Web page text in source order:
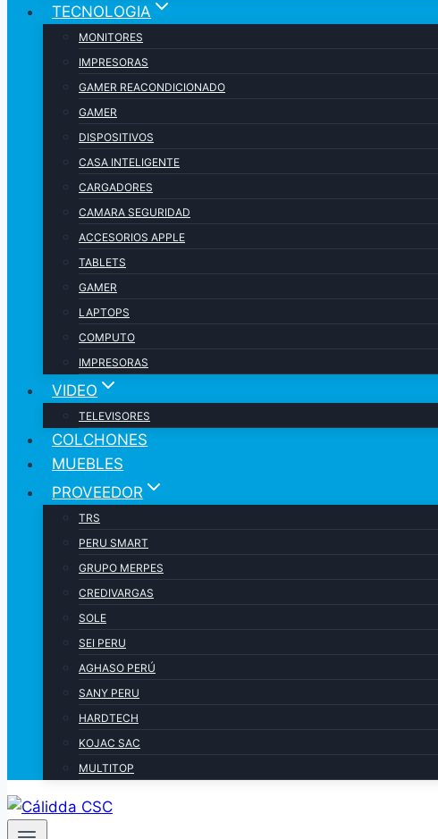
TECNOLOGIA
MONITORES
IMPRESORAS
GAMER REACONDICIONADO
GAMER
DISPOSITIVOS
CASA INTELIGENTE
CARGADORES
CAMARA SEGURIDAD
ACCESORIOS APPLE
TABLETS
GAMER
LAPTOPS
COMPUTO
IMPRESORAS
VIDEO
TELEVISORES
COLCHONES
MUEBLES
PROVEEDOR
TRS
PERU SMART
GRUPO MERPES
CREDIVARGAS
SOLE
SEI PERU
AGHASO PERÚ
SANY PERU
HARDTECH
KOJAC SAC
MULTITOP